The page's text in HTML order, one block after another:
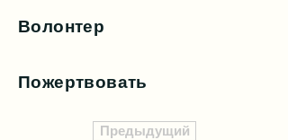
Волонтер
Пожертвовать
Предыдущий